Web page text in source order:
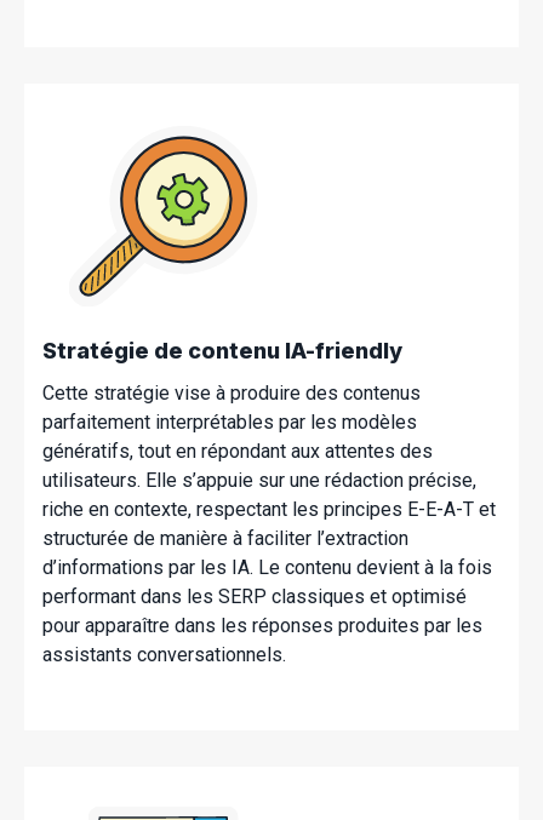
Stratégie de contenu IA-friendly
Cette stratégie vise à produire des contenus
parfaitement interprétables par les modèles
génératifs, tout en répondant aux attentes des
utilisateurs. Elle s’appuie sur une rédaction précise,
riche en contexte, respectant les principes E-E-A-T et
structurée de manière à faciliter l’extraction
d’informations par les IA. Le contenu devient à la fois
performant dans les SERP classiques et optimisé
pour apparaître dans les réponses produites par les
assistants conversationnels.